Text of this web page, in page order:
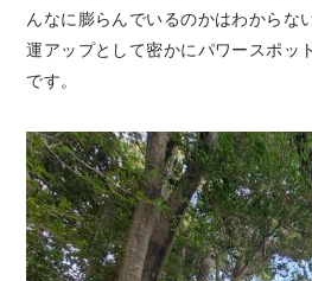
んなに膨らんでいるのかはわからな
運アップとして密かにパワースポッ
です。